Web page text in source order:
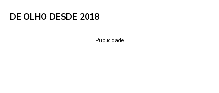
DE OLHO DESDE 2018
Publicidade